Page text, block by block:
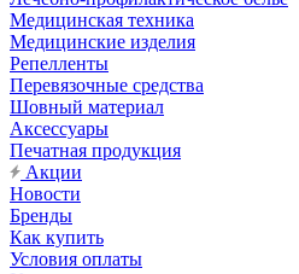
Медицинская техника
Медицинские изделия
Репелленты
Перевязочные средства
Шовный материал
Аксессуары
Печатная продукция
Акции
Новости
Бренды
Как купить
Условия оплаты